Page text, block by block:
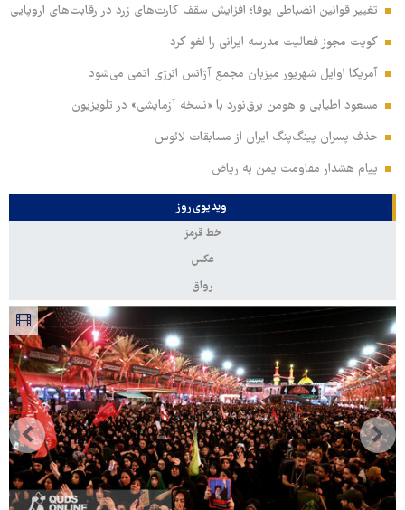
تغییر قوانین انضباطی یوفا؛ افزایش سقف کارت‌های زرد در رقابت‌های اروپایی
کویت مجوز فعالیت مدرسه ایرانی را لغو کرد
آمریکا اوایل شهریور میزبان مجمع آژانس انرژی اتمی می‌شود
مسعود اطیابی و هومن برق‌نورد با «نسخه آزمایشی» در تلویزیون
حذف پسران پینگ‌پنگ ایران از مسابقات لائوس
پیام هشدار مقاومت یمن به ریاض
ویدیوی روز
خط قرمز
عکس
رواق